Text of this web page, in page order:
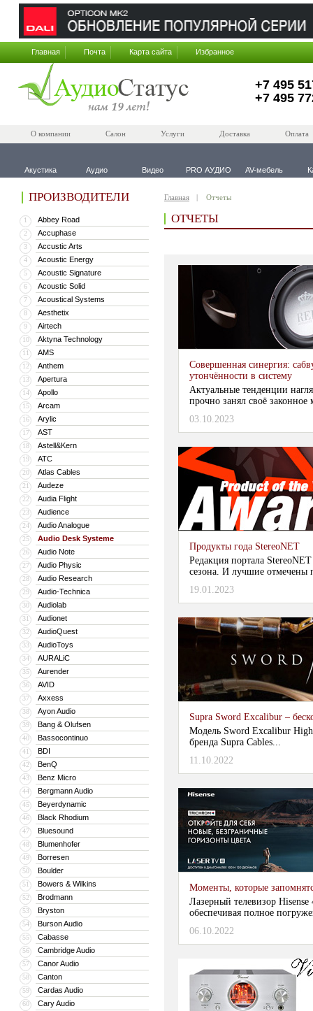
Главная Почта Карта сайта Избранное
+7 495
+7 495
О компании Салон Услуги Доставка Оплата
Акустика Аудио Видео PRO АУДИО AV-мебель
ПРОИЗВОДИТЕЛИ
1 Abbey Road
2 Accuphase
3 Accustic Arts
4 Acoustic Energy
5 Acoustic Signature
6 Acoustic Solid
7 Acoustical Systems
8 Aesthetix
9 Airtech
10 Aktyna Technology
11 AMS
12 Anthem
13 Apertura
14 Apollo
15 Arcam
16 Arylic
17 AST
18 Astell&Kern
19 ATC
20 Atlas Cables
21 Audeze
22 Audia Flight
23 Audience
24 Audio Analogue
25 Audio Desk Systeme
26 Audio Note
27 Audio Physic
28 Audio Research
29 Audio-Technica
30 Audiolab
31 Audionet
32 AudioQuest
33 AudioToys
34 AURALiC
35 Aurender
36 AVID
37 Axxess
38 Ayon Audio
39 Bang & Olufsen
40 Bassocontinuo
41 BDI
42 BenQ
43 Benz Micro
44 Bergmann Audio
45 Beyerdynamic
46 Black Rhodium
47 Bluesound
48 Blumenhofer
49 Borresen
50 Boulder
51 Bowers & Wilkins
52 Brodmann
53 Bryston
54 Burson Audio
55 Cabasse
56 Cambridge Audio
57 Canor Audio
58 Canton
59 Cardas Audio
60 Cary Audio
Главная Отчеты
ОТЧЕТЫ
Совершенная синергия:
утончённости в систему
Актуальные тенденции
прочно занял своё законное
03.10.2023
Продукты года StereoNET
Редакция портала
сезона. И лучшие отмечены
19.01.2023
Supra Sword Excalibur –
Модель Sword Excalibur High
бренда Supra Cables...
11.10.2022
Моменты, которые
Лазерный телевизор
обеспечивая полное
06.10.2022